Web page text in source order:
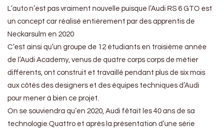
L’auto n’est pas vraiment nouvelle puisque l’Audi RS 6 GTO est
un concept car réalisé entièrement par des apprentis de
Neckarsulm en 2020
C’est ainsi qu’un groupe de 12 étudiants en troisième année
de l’Audi Academy, venus de quatre corps corps de métier
différents, ont construit et travaillé pendant plus de six mois
aux côtés des designers et des équipes techniques d’Audi
pour mener à bien ce projet.
On se souviendra qu’en 2020, Audi fêtait les 40 ans de sa
technologie Quattro et après la présentation d’une série